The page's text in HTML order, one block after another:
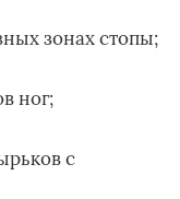
зонах стопы;
ног;
с